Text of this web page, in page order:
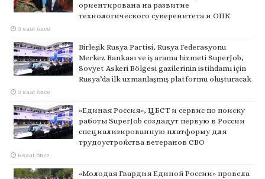
ориентирована на развитие
технологического суверенитета и ОПК
3 saat önce
Birleşik Rusya Partisi, Rusya Federasyonu
Merkez Bankası ve iş arama hizmeti SuperJob,
Sovyet Askeri Bölgesi gazilerinin istihdamı için
Rusya’da ilk uzmanlaşmış platformu oluşturacak
3 saat önce
«Единая Россия», ЦБСТ и сервис по поиску
работы SuperJob создадут первую в России
специализированную платформу для
трудоустройства ветеранов СВО
6 saat önce
«Молодая Гвардия Единой России» провела